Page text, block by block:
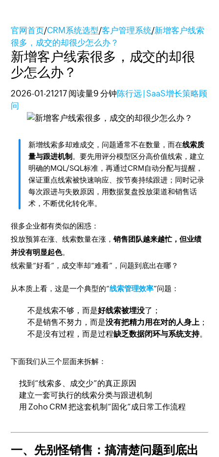
官网首页/CRM系统选型/客户管理系统/新增客户线索
很多，成交的却很少怎么办？
新增客户线索很多，成交的却很
少怎么办？
2026-01-21217 阅读量9 分钟陈行远 | SaaS增长策略顾
问
新增线索多却难成交，问题通常不在数量，而在线索质
量与跟进机制 。要先用评分模型区分高价值线索，建立
明确的MQL/SQL标准，再通过CRM自动分配与提醒，
保证重点线索被快速响应、按节奏持续跟进；同时记录
每次跟进与失败原因，用数据复盘投放渠道和销售话
术，不断优化转化率。
很多企业都有类似的困惑：
投放预算在涨、线索数量在涨，销售团队越来越忙，但业绩
并没有明显起色。
线索量“好看”，成交率却“难看”，问题到底出在哪？
从本质上看，这是一个典型的“线索管理效率”问题：
不是线索不够，而是好线索被埋没了；
不是销售不努力，而是没有把精力用在对的人身上 ；
不是没有过程，而是过程缺乏数据闭环与系统支持。
下面我们从三个层面来拆解：
找到“线索多、成交少”的真正原因
建立一套可执行的线索分类与跟进机制
用 Zoho CRM 把这套机制“固化”成日常工作流程
一、先别怪销售：搞清楚问题到底出